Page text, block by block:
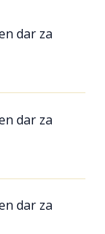
dar za
dar za
dar za